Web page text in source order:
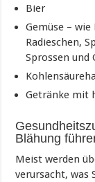
Bier
Gemüse –
Radieschen,
Sprossen und
Getränke mit
Blähung
Meist werden
verursacht, was